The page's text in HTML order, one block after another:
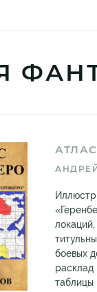
боевых
таблицы